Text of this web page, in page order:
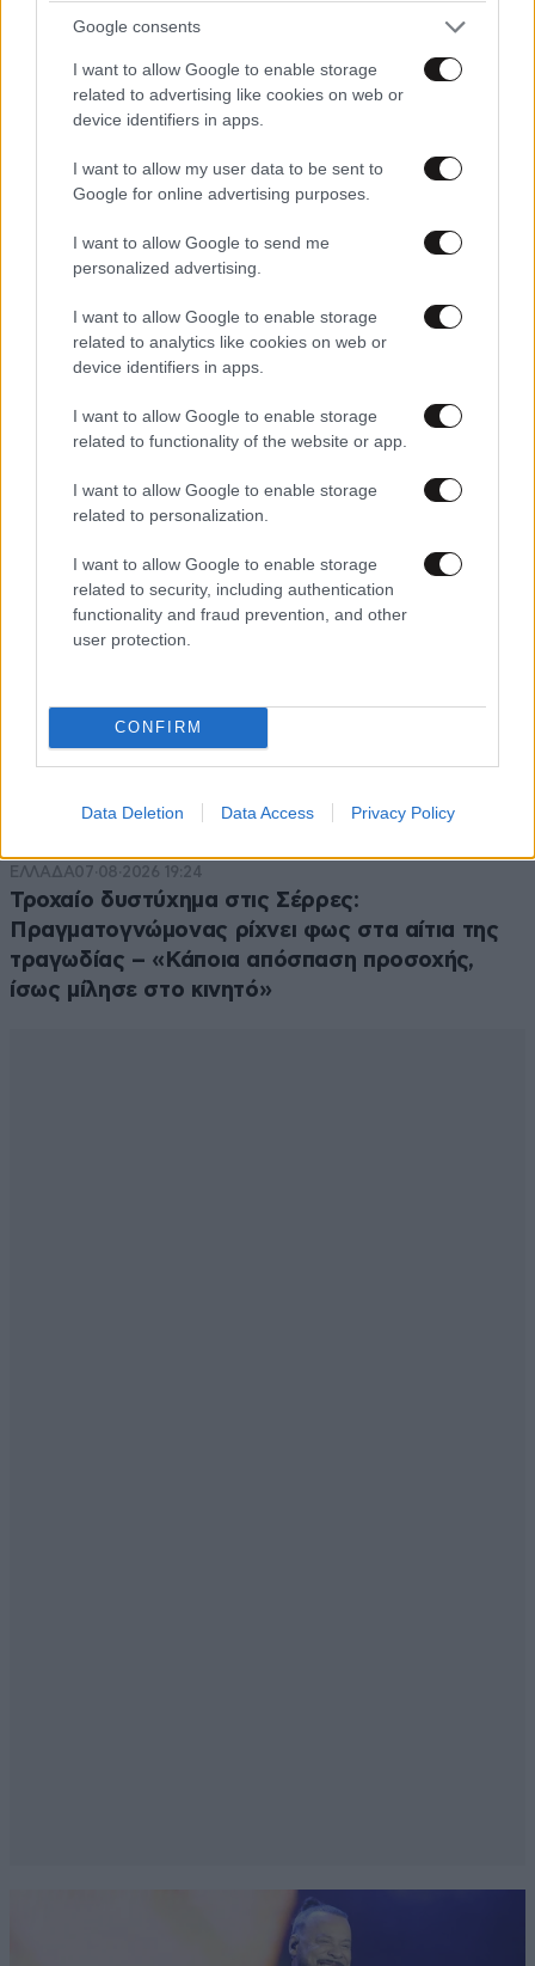
Google consents
I want to allow Google to enable storage
related to advertising like cookies on web or
device identifiers in apps.
I want to allow my user data to be sent to
Google for online advertising purposes.
I want to allow Google to send me
personalized advertising.
I want to allow Google to enable storage
related to analytics like cookies on web or
device identifiers in apps.
I want to allow Google to enable storage
related to functionality of the website or app.
I want to allow Google to enable storage
related to personalization.
I want to allow Google to enable storage
related to security, including authentication
functionality and fraud prevention, and other
user protection.
CONFIRM
Data Deletion Data Access Privacy Policy
Xαρακτήρες: 0/1000
ΠΡΟΣΘΗΚΗ
TRENDING
ΕΛΛΑΔΑ07·08·2026 19:24
Τροχαίο δυστύχημα στις Σέρρες:
Πραγματογνώμονας ρίχνει φως στα αίτια της
τραγωδίας – «Κάποια απόσπαση προσοχής,
ίσως μίλησε στο κινητό»